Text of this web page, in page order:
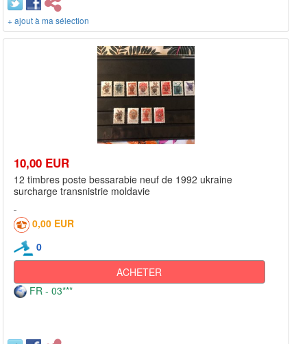
+ ajout à ma sélection
10,00 EUR
12 timbres poste bessarabie neuf de 1992 ukraine
surcharge transnistrie moldavie
0,00 EUR
0
ACHETER
FR - 03***